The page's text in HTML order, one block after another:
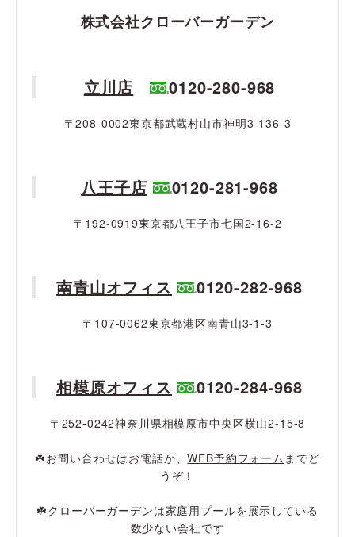
株式会社クローバーガーデン
立川店 0120-280-968
〒208-0002東京都武蔵村山市神明3-136-3
八王子店 0120-281-968
〒192-0919東京都八王子市七国2-16-2
南青山オフィス 0120-282-968
〒107-0062東京都港区南青山3-1-3
相模原オフィス 0120-284-968
〒252-0242神奈川県相模原市中央区横山2-15-8
☘️お問い合わせはお電話か、WEB予約フォーム までど
うぞ！
☘️クローバーガーデンは家庭用プールを展示している
数少ない会社です